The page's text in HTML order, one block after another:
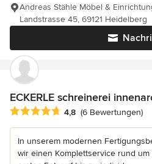
Andreas Stähle Möbel &
Landstrasse 45, 69121 Heidelberg
ECKERLE schreinerei
Durchschnittliche Bewertung: 4.8
4,8 (6 Bewertungen)
In unserem modernen
wir einen Komplettservice rund